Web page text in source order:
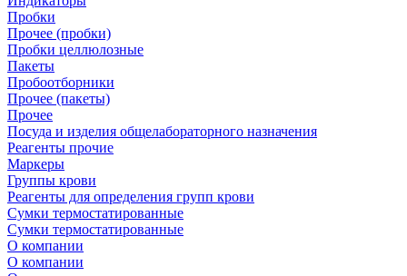
Пробки
Прочее (пробки)
Пробки целлюлозные
Пакеты
Пробоотборники
Прочее (пакеты)
Прочее
Посуда и изделия общелабораторного назначения
Реагенты прочие
Маркеры
Группы крови
Реагенты для определения групп крови
Сумки термостатированные
Сумки термостатированные
О компании
О компании